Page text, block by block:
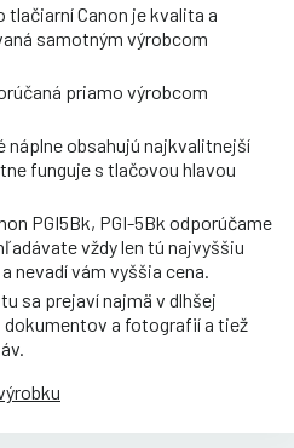
tlačiarní Canon je kvalita a
samotným výrobcom
priamo výrobcom
náplne obsahujú najkvalitnejší
funguje s tlačovou hlavou
PGI5Bk, PGI-5Bk odporúčame
vždy len tú najvyššiu
vám vyššia cena.
sa prejaví najmä v dlhšej
a fotografií a tiež